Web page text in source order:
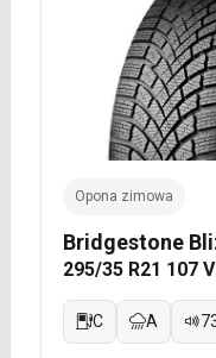
Opona zimowa
Bridgestone
295/35 R21 107
C A